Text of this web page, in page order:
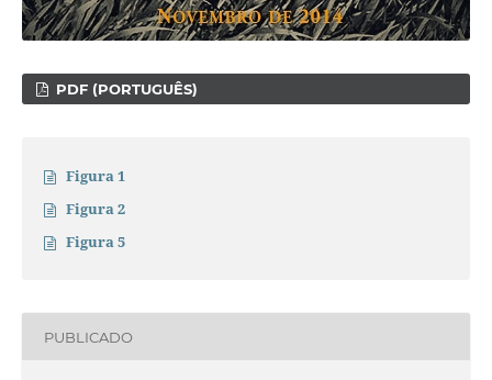
PDF (PORTUGUÊS)
Figura 1
Figura 2
Figura 5
PUBLICADO